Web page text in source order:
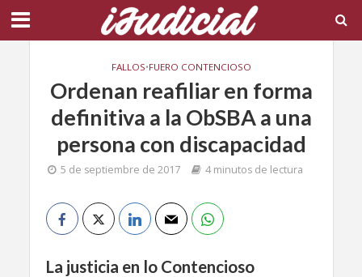
FALLOS•FUERO CONTENCIOSO
Ordenan reafiliar en forma
definitiva a la ObSBA a una
persona con discapacidad
5 de septiembre de 2017 4 minutos de lectura
La justicia en lo Contencioso